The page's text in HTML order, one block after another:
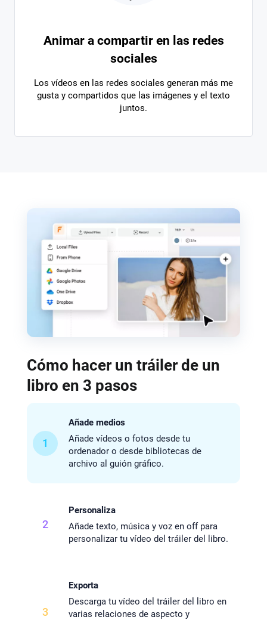
Animar a compartir en las redes
sociales
Los vídeos en las redes sociales generan más me
gusta y compartidos que las imágenes y el texto
juntos.
Cómo hacer un tráiler de un
libro en 3 pasos
1
Añade medios
Añade vídeos o fotos desde tu
ordenador o desde bibliotecas de
archivo al guión gráfico.
2
Personaliza
Añade texto, música y voz en off para
personalizar tu vídeo del tráiler del libro.
3
Exporta
Descarga tu vídeo del tráiler del libro en
varias relaciones de aspecto y